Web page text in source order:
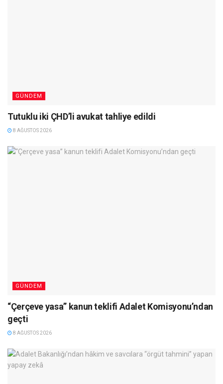
GÜNDEM
Tutuklu iki ÇHD’li avukat tahliye edildi
8 AĞUSTOS 2026
GÜNDEM
“Çerçeve yasa” kanun teklifi Adalet Komisyonu’ndan
geçti
8 AĞUSTOS 2026